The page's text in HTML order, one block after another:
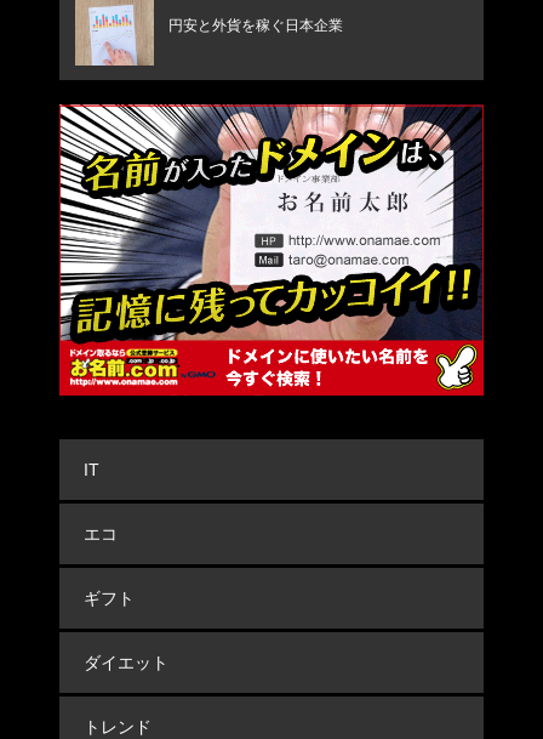
円安と外貨を稼ぐ日本企業
IT
エコ
ギフト
ダイエット
トレンド